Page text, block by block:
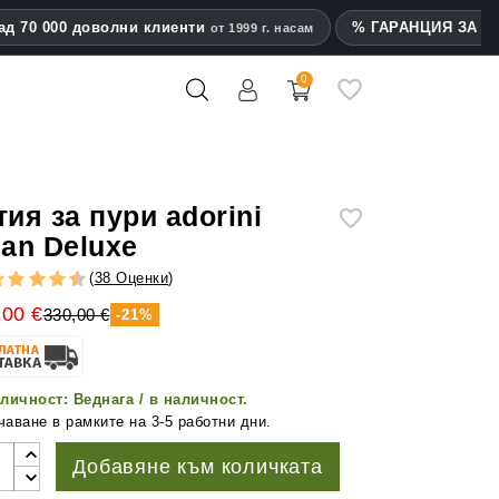
70 000 доволни клиенти от 1999 г. насам % ГАРАНЦИЯ ЗА
0
за пури adorini
Deluxe
(38 Оценки)
€330,00 € -21%
Веднага / в наличност.
в рамките на 3-5 работни дни.
Добавяне към количката